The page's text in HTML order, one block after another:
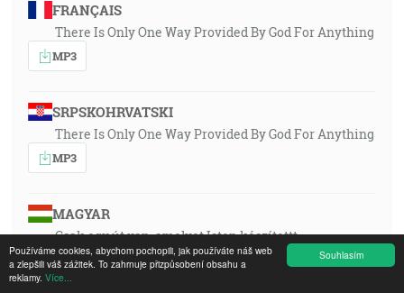
Souhlasím
Používáme cookies, abychom pochopili, jak používáte náš web
a zlepšili váš zážitek. To zahrnuje přizpůsobení obsahu a
reklamy. Více...
FRANÇAIS
There Is Only One Way Provided By God For Anything
MP3
SRPSKOHRVATSKI
There Is Only One Way Provided By God For Anything
MP3
MAGYAR
Csak egy út van, amelyet Isten készítettt
MP3